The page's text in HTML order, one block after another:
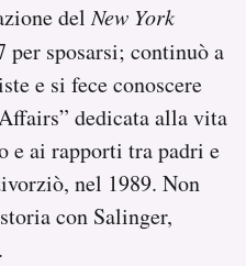
delNew York
per sposarsi; continuò a
e si fece conoscere
dedicata alla vita
ai rapporti tra padri e
nel 1989. Non
con Salinger,